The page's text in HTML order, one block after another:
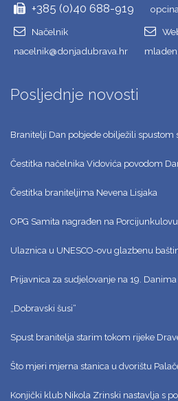
+385 (0)40 688-919
Načelnik
nacelnik@donjadubrava.hr
Posljednje novosti
Branitelji Dan pobjede obilježili spustom
Čestitka načelnika Vidovića povodom
Čestitka braniteljima Nevena Lisjaka
OPG Samita nagrađen na Porcijunkulovu
Ulaznica u UNESCO-ovu glazbenu
Prijavnica za sudjelovanje na 19. Danima
„Dobravski šusi“
Spust branitelja starim tokom rijeke
Što mjeri mjerna stanica u dvorištu
Konjički klub Nikola Zrinski nastavlja s